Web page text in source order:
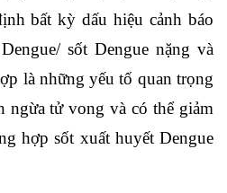
bất kỳ dấu hiệu cảnh báo
sốt Dengue nặng và
là những yếu tố quan trọng
ngừa tử vong và có thể giảm
hợp sốt xuất huyết Dengue